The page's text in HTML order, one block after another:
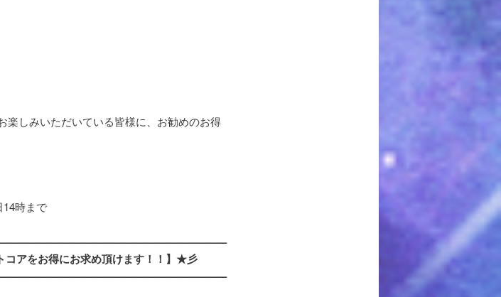
楽しみいただいている皆様に、お勧めのお得
14時まで
アをお得にお求め頂けます！！】★彡